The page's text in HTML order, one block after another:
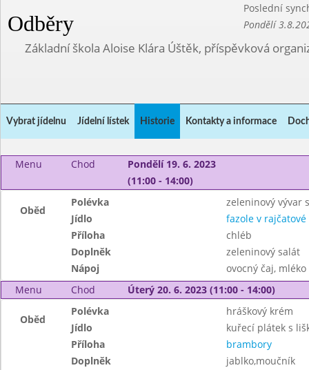
Odběry
Poslední
Pondělí
Základní škola Aloise Klára Úštěk, příspěvková
Vybrat jídelnu Jídelní lístek Historie Kontakty a informace
Menu Chod
Pondělí 19. 6. 2023
(11:00 - 14:00)
Oběd
Polévka
zeleninový vývar
Jídlo
fazole v rajčatové
Příloha
chléb
Doplněk
zeleninový salát
Nápoj
ovocný čaj, mléko
Menu
Chod Úterý 20. 6. 2023 (11:00 - 14:00)
Oběd
Polévka
hráškový krém
Jídlo
kuřecí plátek s
Příloha
brambory
Doplněk
jablko,moučník